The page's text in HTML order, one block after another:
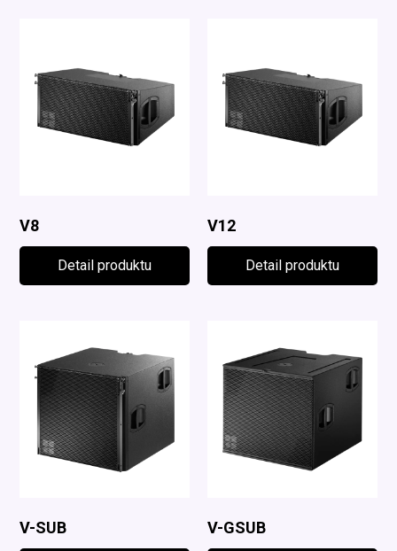
V8
Detail produktu
V12
Detail produktu
V-SUB V-GSUB